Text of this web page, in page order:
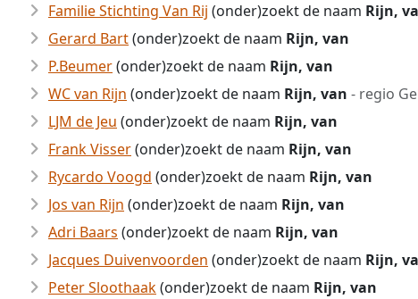
Familie Stichting Van Rij (onder)zoekt de naam Rijn,
Gerard Bart(onder)zoekt de naam Rijn, van
P.Beumer(onder)zoekt de naam Rijn, van
WC van Rijn (onder)zoekt de naam Rijn, van - regio
LJM de Jeu (onder)zoekt de naam Rijn, van
Frank Visser(onder)zoekt de naam Rijn, van
Rycardo Voogd (onder)zoekt de naam Rijn, van
Jos van Rijn (onder)zoekt de naam Rijn, van
Adri Baars (onder)zoekt de naam Rijn, van
Jacques Duivenvoorden (onder)zoekt de naam Rijn,
Peter Sloothaak(onder)zoekt de naam Rijn, van